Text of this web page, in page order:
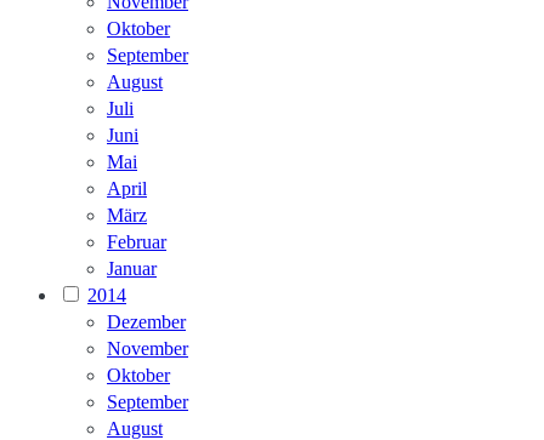
Oktober
September
August
Juli
Juni
Mai
April
März
Februar
Januar
2014
Dezember
November
Oktober
September
August